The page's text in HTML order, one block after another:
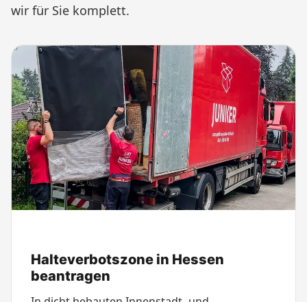
wir für Sie komplett.
Halteverbotszone in Hessen
beantragen